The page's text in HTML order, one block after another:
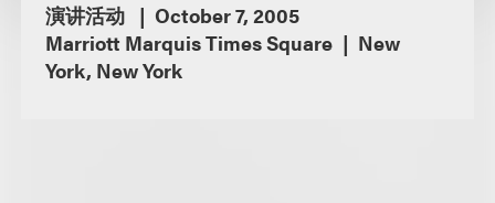
演讲活动
October 7, 2005
Marriott Marquis Times Square
New
York, New York